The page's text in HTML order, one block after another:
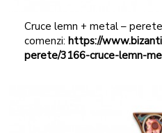
Cruce lemn + metal –
comenzi: https://
perete/3166-cruce-lemn-